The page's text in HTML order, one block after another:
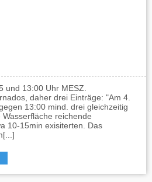
und 13:00 Uhr MESZ.
daher drei Einträge: "Am 4.
13:00 mind. drei gleichzeitig
reichende
10-15min exisiterten. Das